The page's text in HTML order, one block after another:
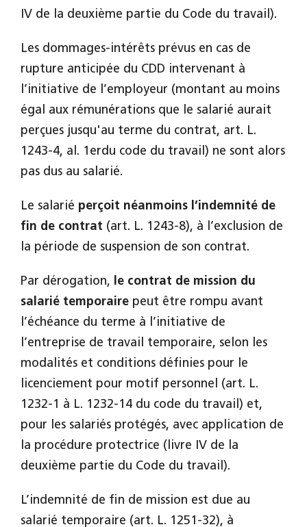
IV de la deuxième partie du Code du travail).
Les dommages-intérêts prévus en cas de
rupture anticipée du CDD intervenant à
l’initiative de l’employeur (montant au moins
égal aux rémunérations que le salarié aurait
perçues jusqu'au terme du contrat, art. L.
1243-4, al. 1erdu code du travail) ne sont alors
pas dus au salarié.
Le salarié perçoit néanmoins l’indemnité de
fin de contrat (art. L. 1243-8), à l’exclusion de
la période de suspension de son contrat.
Par dérogation, le contrat de mission du
salarié temporaire peut être rompu avant
l’échéance du terme à l’initiative de
l’entreprise de travail temporaire, selon les
modalités et conditions définies pour le
licenciement pour motif personnel (art. L.
1232-1 à L. 1232-14 du code du travail) et,
pour les salariés protégés, avec application de
la procédure protectrice (livre IV de la
deuxième partie du Code du travail).
L’indemnité de fin de mission est due au
salarié temporaire (art. L. 1251-32), à